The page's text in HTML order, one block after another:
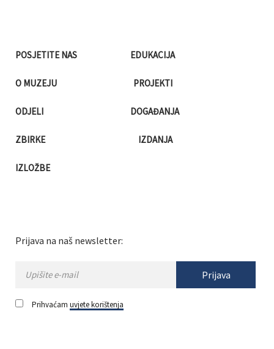
POSJETITE NAS
O MUZEJU
ODJELI
ZBIRKE
IZLOŽBE
EDUKACIJA
PROJEKTI
DOGAĐANJA
IZDANJA
Prijava na naš newsletter:
Prijava
Prihvaćam uvjete korištenja